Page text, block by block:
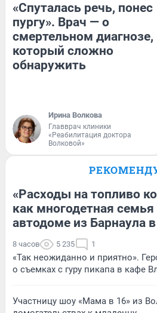
«Спуталась речь, понес
пургу». Врач — о
смертельном диагнозе,
который сложно
обнаружить
Ирина Волкова
Главврач клиники
«Реабилитация доктора
Волковой»
«Расходы на топливо
как многодетная семья
автодоме из Барнаула
8 часов 5 235 1
«Так неожиданно и приятно».
о съемках с гуру пикапа в кафе
Участницу шоу «Мама в 16» из